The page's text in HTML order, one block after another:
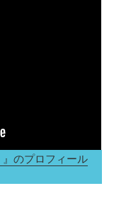
』のプロフィール